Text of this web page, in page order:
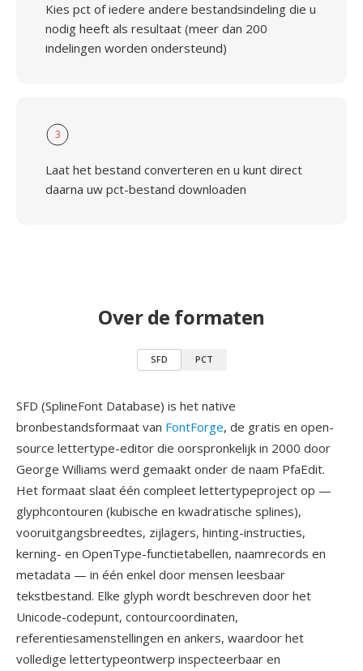
Kies pct of iedere andere bestandsindeling die u
nodig heeft als resultaat (meer dan 200
indelingen worden ondersteund)
3
Laat het bestand converteren en u kunt direct
daarna uw pct-bestand downloaden
Over de formaten
SFD PCT
SFD (SplineFont Database) is het native
bronbestandsformaat van FontForge, de gratis en open-
source lettertype-editor die oorspronkelijk in 2000 door
George Williams werd gemaakt onder de naam PfaEdit.
Het formaat slaat één compleet lettertypeproject op —
glyphcontouren (kubische en kwadratische splines),
vooruitgangsbreedtes, zijlagers, hinting-instructies,
kerning- en OpenType-functietabellen, naamrecords en
metadata — in één enkel door mensen leesbaar
tekstbestand. Elke glyph wordt beschreven door het
Unicode-codepunt, contourcoordinaten,
referentiesamenstellingen en ankers, waardoor het
volledige lettertypeontwerp inspecteerbaar en